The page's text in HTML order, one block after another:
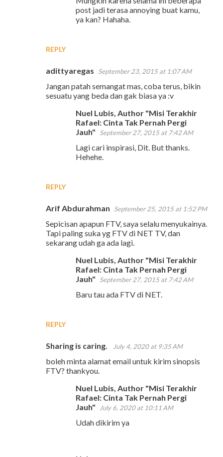
REPLY
post jadi terasa annoying buat kamu,
ya kan? Hahaha.
adittyaregas September 23, 2015 at 1:07 AM
Jangan patah semangat mas, coba terus, bikin
sesuatu yang beda dan gak biasa ya :v
REPLY
Nuel Lubis, Author "Misi Terakhir
Rafael: Cinta Tak Pernah Pergi
Jauh"
September 27, 2015 at 7:42 AM
Lagi cari inspirasi, Dit. But thanks.
Hehehe.
Arif Abdurahman September 25, 2015 at 1:52 PM
Sepicisan apapun FTV, saya selalu menyukainya.
Tapi paling suka yg FTV di NET TV, dan
sekarang udah ga ada lagi.
REPLY
Nuel Lubis, Author "Misi Terakhir
Rafael: Cinta Tak Pernah Pergi
Jauh"
September 27, 2015 at 7:42 AM
Baru tau ada FTV di NET.
Sharing is caring. July 4, 2020 at 9:35 AM
boleh minta alamat email untuk kirim sinopsis
FTV? thankyou.
Nuel Lubis, Author "Misi Terakhir
Rafael: Cinta Tak Pernah Pergi
Jauh" July 6, 2020 at 10:11 AM
Udah dikirim ya